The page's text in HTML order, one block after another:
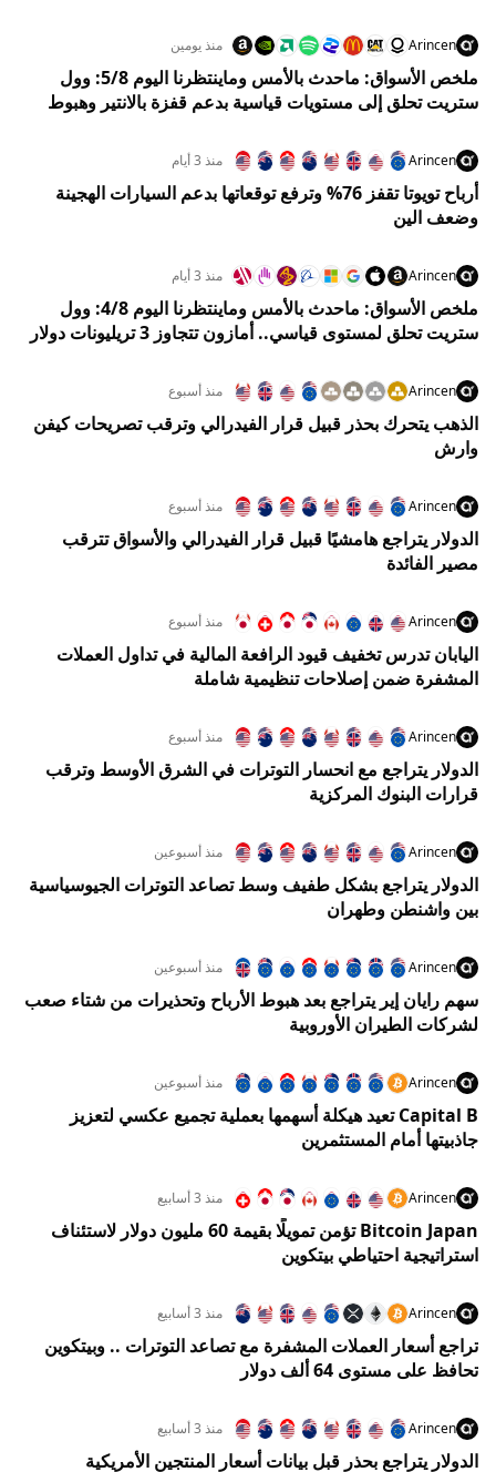
Arincen منذ يومين
ملخص الأسواق: ماحدث بالأمس وماينتظرنا اليوم 5/8: وول
ستريت تحلق إلى مستويات قياسية بدعم قفزة بالانتير وهبوط
Arincen منذ 3 أيام
أرباح تويوتا تقفز 76% وترفع توقعاتها بدعم السيارات الهجينة
وضعف الين
Arincen منذ 3 أيام
ملخص الأسواق: ماحدث بالأمس وماينتظرنا اليوم 4/8: وول
ستريت تحلق لمستوى قياسي.. أمازون تتجاوز 3 تريليونات دولار
Arincen منذ أسبوع
الذهب يتحرك بحذر قبيل قرار الفيدرالي وترقب تصريحات كيفن
وارش
Arincen منذ أسبوع
الدولار يتراجع هامشيًا قبيل قرار الفيدرالي والأسواق تترقب
مصير الفائدة
Arincen منذ أسبوع
اليابان تدرس تخفيف قيود الرافعة المالية في تداول العملات
المشفرة ضمن إصلاحات تنظيمية شاملة
Arincen منذ أسبوع
الدولار يتراجع مع انحسار التوترات في الشرق الأوسط وترقب
قرارات البنوك المركزية
Arincen منذ أسبوعين
الدولار يتراجع بشكل طفيف وسط تصاعد التوترات الجيوسياسية
بين واشنطن وطهران
Arincen منذ أسبوعين
سهم رايان إير يتراجع بعد هبوط الأرباح وتحذيرات من شتاء صعب
لشركات الطيران الأوروبية
Arincen منذ أسبوعين
Capital B تعيد هيكلة أسهمها بعملية تجميع عكسي لتعزيز
جاذبيتها أمام المستثمرين
Arincen منذ 3 أسابيع
Bitcoin Japan تؤمن تمويلًا بقيمة 60 مليون دولار لاستئناف
استراتيجية احتياطي بيتكوين
Arincen منذ 3 أسابيع
تراجع أسعار العملات المشفرة مع تصاعد التوترات .. وبيتكوين
تحافظ على مستوى 64 ألف دولار
Arincen منذ 3 أسابيع
الدولار يتراجع بحذر قبل بيانات أسعار المنتجين الأمريكية